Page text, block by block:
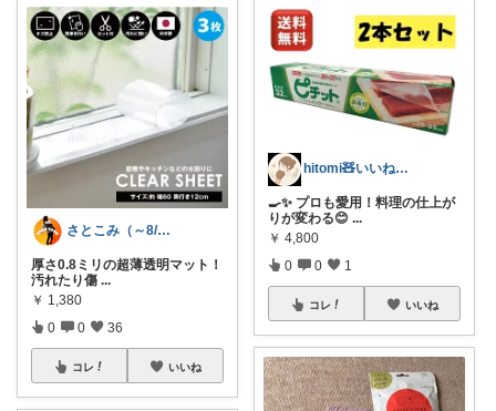
さとこみ（～8/4 感謝🙏）
厚さ0.8ミリの超薄透明マット！
汚れたり傷 ...
￥ 1,380
0 0 36
コレ いいね
hitomi🧸いいねフォロー感謝💙
🍳✨ プロも愛用！料理の仕上が
りが変わる😊 ...
￥ 4,800
0 0 1
コレ いいね